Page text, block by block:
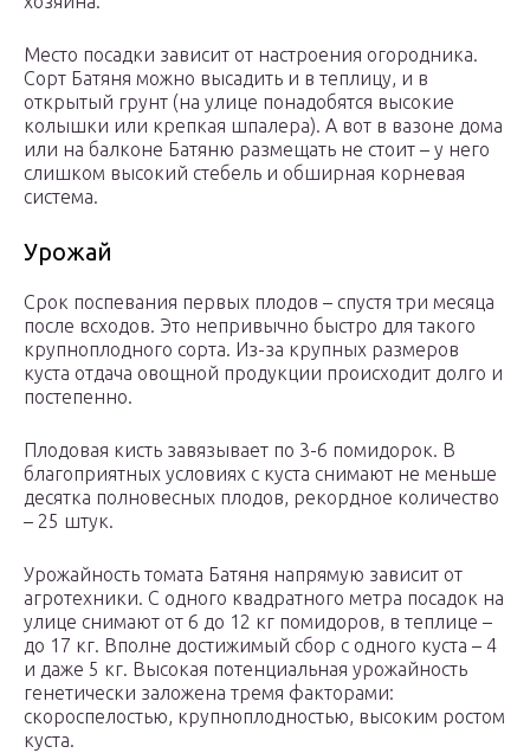
Место посадки зависит от настроения огородника.
Сорт Батяня можно высадить и в теплицу, и в
открытый грунт (на улице понадобятся высокие
колышки или крепкая шпалера). А вот в вазоне дома
или на балконе Батяню размещать не стоит – у него
слишком высокий стебель и обширная корневая
система.
Урожай
Срок поспевания первых плодов – спустя три месяца
после всходов. Это непривычно быстро для такого
крупноплодного сорта. Из-за крупных размеров
куста отдача овощной продукции происходит долго и
постепенно.
Плодовая кисть завязывает по 3-6 помидорок. В
благоприятных условиях с куста снимают не меньше
десятка полновесных плодов, рекордное количество
– 25 штук.
Урожайность томата Батяня напрямую зависит от
агротехники. С одного квадратного метра посадок на
улице снимают от 6 до 12 кг помидоров, в теплице –
до 17 кг. Вполне достижимый сбор с одного куста – 4
и даже 5 кг. Высокая потенциальная урожайность
генетически заложена тремя факторами:
скороспелостью, крупноплодностью, высоким ростом
куста.